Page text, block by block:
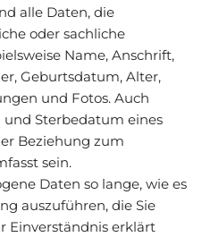
alle Daten, die
oder sachliche
Name, Anschrift,
Geburtsdatum, Alter,
und Fotos. Auch
und Sterbedatum eines
Beziehung zum
sein.
Daten so lange, wie es
auszuführen, die Sie
Einverständnis erklärt